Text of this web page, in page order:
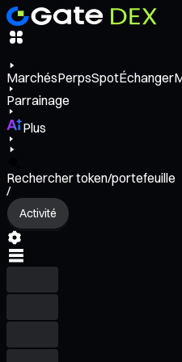
MarchésPerpsSpotÉchanger
Parrainage
Plus
Rechercher token/portefeuille
/
Activité